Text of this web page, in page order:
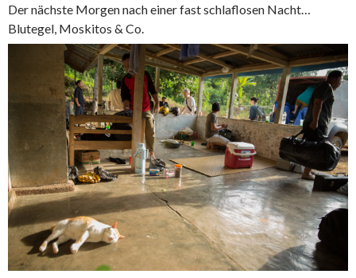
Der nächste Morgen nach einer fast schlaflosen Nacht…
Blutegel, Moskitos & Co.